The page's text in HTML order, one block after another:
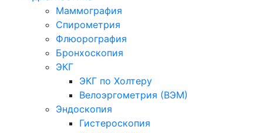
Маммография
Спирометрия
Флюорография
Бронхоскопия
ЭКГ
ЭКГ по Холтеру
Велоэргометрия (ВЭМ)
Эндоскопия
Гистероскопия